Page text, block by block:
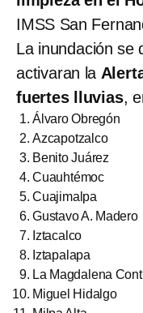
IMSS San
La inundación se
activaran la
fuertes lluvias,
Álvaro Obregón
Azcapotzalco
Benito Juárez
Cuauhtémoc
Cuajimalpa
Gustavo A. Madero
Iztacalco
Iztapalapa
La Magdalena
Miguel Hidalgo